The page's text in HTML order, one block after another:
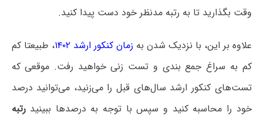
وقت بگذارید تا به رتبه مدنظر خود دست پیدا کنید.
علاوه بر این، با نزدیک شدن به زمان کنکور ارشد ۱۴۰۲
، طبیعتا کم
کم به سراغ جمع بندی و تست زنی خواهید رفت. موقعی که
تست‌های کنکور ارشد سال‌های قبل را می‌زنید، می‌توانید درصد
خود را محاسبه کنید و سپس با توجه به درصدها ببینیدرتبه